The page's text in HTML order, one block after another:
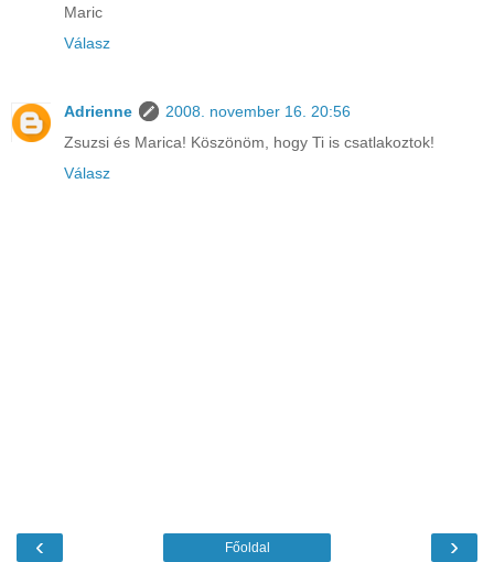
Maric
Válasz
Adrienne
2008. november 16. 20:56
Zsuzsi és Marica! Köszönöm, hogy Ti is csatlakoztok!
Válasz
‹ ›
Főoldal